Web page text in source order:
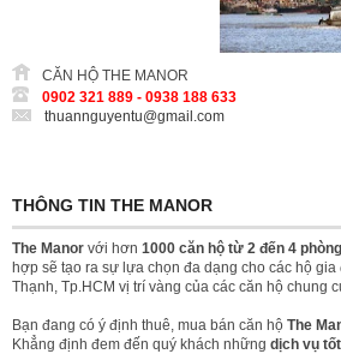
CĂN HỘ THE MANOR
0902 321 889 - 0938 188 633
thuannguyentu@gmail.com
THÔNG TIN THE MANOR
The Manor với hơn 1000 căn hộ từ 2 đến 4
hợp sẽ tạo ra sự lựa chọn đa dạng cho các hộ gia
Thạnh, Tp.HCM vị trí vàng của các căn hộ chung
Bạn đang có ý định thuê, mua bán căn hộ The
Khẳng định đem đến quý khách những dịch vụ